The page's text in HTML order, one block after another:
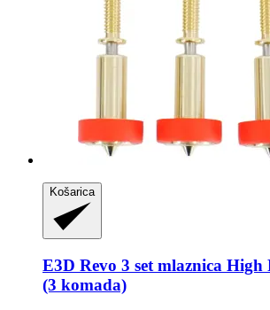
Košarica
E3D Revo 3 set mlaznica High
(3 komada)